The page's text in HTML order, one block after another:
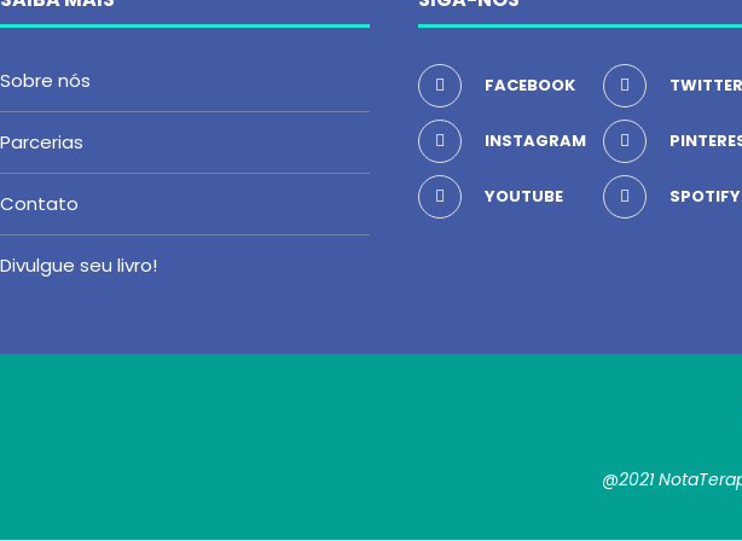
Sobre nós
Parcerias
Contato
Divulgue seu livro!
FACEBOOK TWITTER
INSTAGRAM
YOUTUBE SPOTIFY
@2021